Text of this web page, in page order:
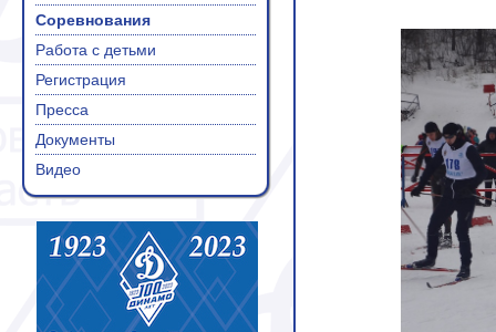
Соревнования
Работа с детьми
Регистрация
Пресса
Документы
Видео